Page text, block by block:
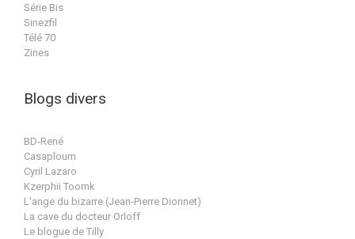
Série Bis
Sinezfil
Télé 70
Zines
Blogs divers
BD-René
Casaploum
Cyril Lazaro
Kzerphii Toomk
L'ange du bizarre (Jean-Pierre Dionnet)
La cave du docteur Orloff
Le blogue de Tilly